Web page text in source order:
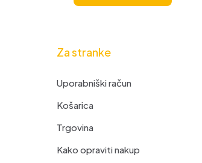
Za stranke
Uporabniški račun
Košarica
Trgovina
Kako opraviti nakup